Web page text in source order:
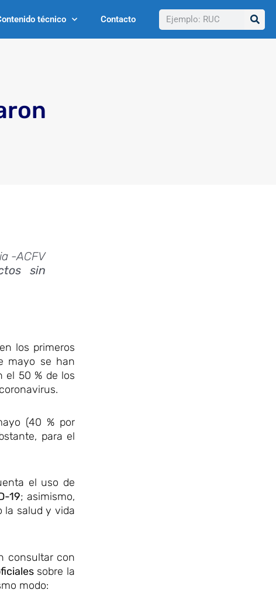
técnico Contacto Buscar
-ACFV
sin
los primeros
mayo se han
el 50 % de los
(40 % por
para el
el uso de
19; asimismo,
la salud y vida
consultar con
sobre la
modo: